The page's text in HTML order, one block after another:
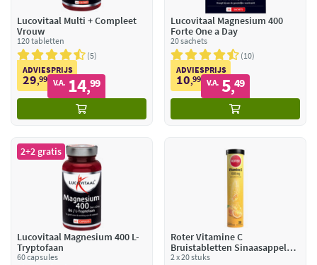
Lucovitaal Multi + Compleet
Vrouw
120 tabletten
5
ADVIESPRIJS
29,99 V.A. 14,99
Lucovitaal Magnesium 400
Forte One a Day
20 sachets
10
ADVIESPRIJS
10,99 V.A. 5,49
2+2 gratis
Lucovitaal Magnesium 400 L-
Tryptofaan
60 capsules
Roter Vitamine C
Bruistabletten Sinaasappel
Abrikoos
2 x 20 stuks